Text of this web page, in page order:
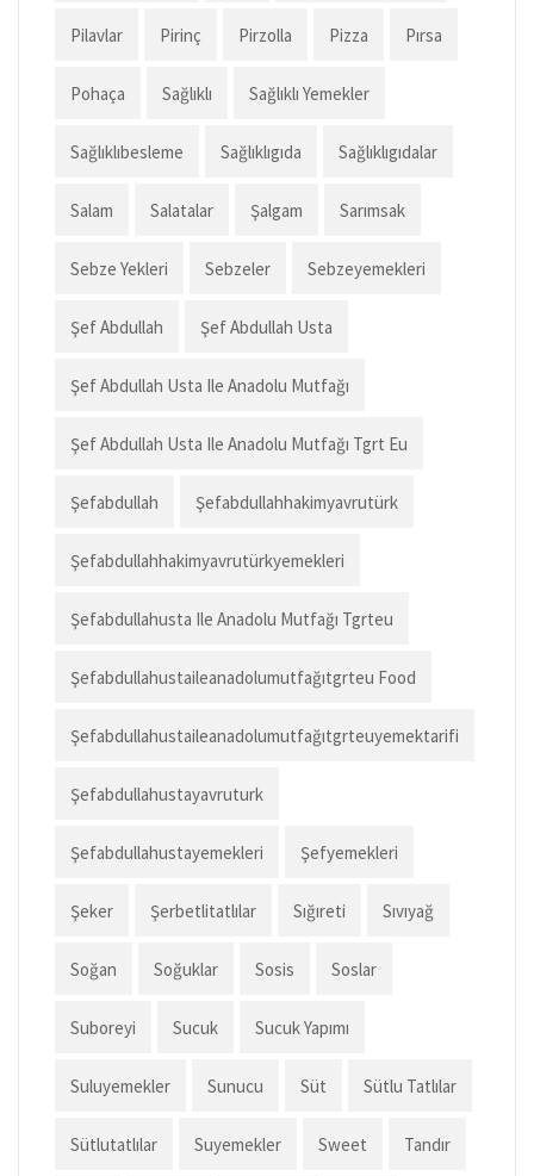
Pilavlar Pirinç Pirzolla Pizza Pırsa
Pohaça Sağlıklı Sağlıklı Yemekler
Sağlıklıbesleme Sağlıklıgıda Sağlıklıgıdalar
Salam Salatalar Şalgam Sarımsak
Sebze Yekleri Sebzeler Sebzeyemekleri
Şef Abdullah Şef Abdullah Usta
Şef Abdullah Usta Ile Anadolu Mutfağı
Şef Abdullah Usta Ile Anadolu Mutfağı Tgrt Eu
Şefabdullah Şefabdullahhakimyavrutürk
Şefabdullahhakimyavrutürkyemekleri
Şefabdullahusta Ile Anadolu Mutfağı Tgrteu
Şefabdullahustaileanadolumutfağıtgrteu Food
Şefabdullahustaileanadolumutfağıtgrteuyemektarifi
Şefabdullahustayavruturk
Şefabdullahustayemekleri Şefyemekleri
Şeker Şerbetlitatlılar Sığıreti Sıvıyağ
Soğan Soğuklar Sosis Soslar
Suboreyi Sucuk Sucuk Yapımı
Suluyemekler Sunucu Süt Sütlu Tatlılar
Sütlutatlılar Suyemekler Sweet Tandır